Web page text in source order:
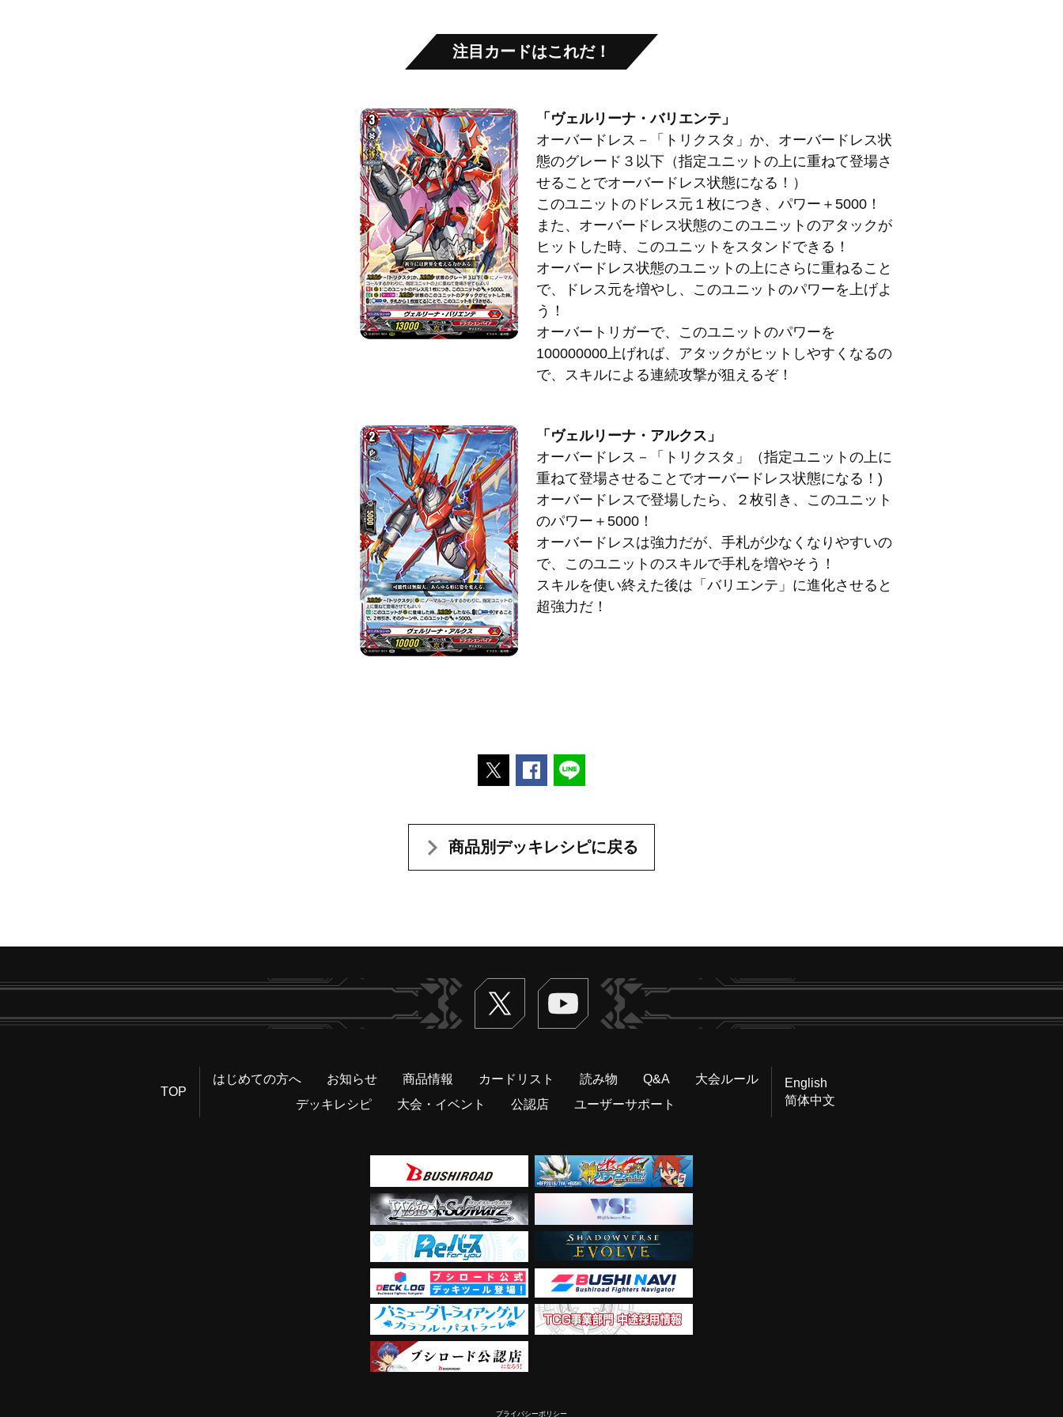
注目カードはこれだ！
「ヴェルリーナ・バリエンテ」
オーバードレス－「トリクスタ」か、オーバードレス状
態のグレード３以下（指定ユニットの上に重ねて登場さ
せることでオーバードレス状態になる！）
このユニットのドレス元１枚につき、パワー＋5000！
また、オーバードレス状態のこのユニットのアタックが
ヒットした時、このユニットをスタンドできる！
オーバードレス状態のユニットの上にさらに重ねること
で、ドレス元を増やし、このユニットのパワーを上げよ
う！
オーバートリガーで、このユニットのパワーを
100000000上げれば、アタックがヒットしやすくなるの
で、スキルによる連続攻撃が狙えるぞ！
「ヴェルリーナ・アルクス」
オーバードレス－「トリクスタ」（指定ユニットの上に
重ねて登場させることでオーバードレス状態になる！)
オーバードレスで登場したら、２枚引き、このユニット
のパワー＋5000！
オーバードレスは強力だが、手札が少なくなりやすいの
で、このユニットのスキルで手札を増やそう！
スキルを使い終えた後は「バリエンテ」に進化させると
超強力だ！
ポストするFacebookでシェアする
商品別デッキレシピに戻る
Twitter ヴァンガードch
TOP
はじめての方へ お知らせ 商品情報 カードリスト 読み物 Q&A
大会ルール
デッキレシピ
大会・イベント 公認店 ユーザーサポート
English
简体中文
プライバシーポリシー